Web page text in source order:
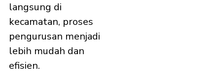
langsung di
kecamatan, proses
pengurusan menjadi
lebih mudah dan
efisien.